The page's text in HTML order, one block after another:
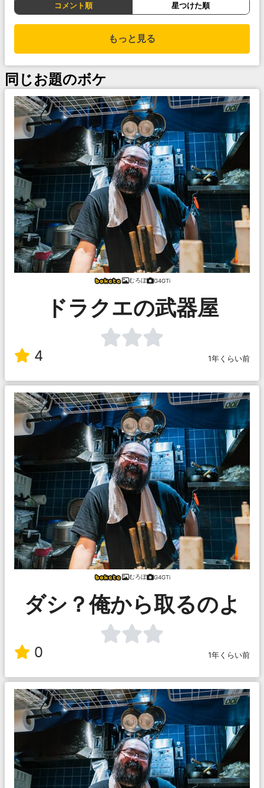
コメント順 星つけた順
もっと見る
同じお題のボケ
むろぼ G4GTi
ドラクエの武器屋
4 1年くらい前
むろぼ G4GTi
ダシ？俺から取るのよ
0 1年くらい前